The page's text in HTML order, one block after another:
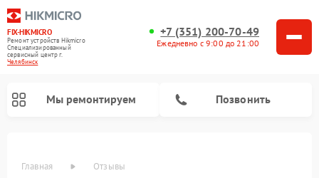
FIX-HIKMICRO
Ремонт устройств Hikmicro
Специализированный
cервисный центр г.
Челябинск
+7 (351) 200-70-49
Ежедневно с 9:00 до 21:00
Мы ремонтируем Позвонить
Главная Отзывы